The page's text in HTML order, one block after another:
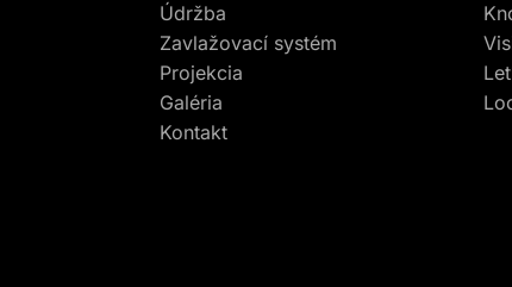
Údržba
Zavlažovací systém
Projekcia
Galéria
Kontakt